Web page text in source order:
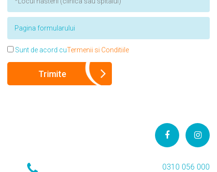
Sunt de acord cuTermenii si Conditiile
0310 056 000